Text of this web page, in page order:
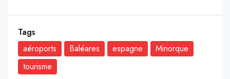
Tags
aéroports
Baléares espagne
Minorque
tourisme